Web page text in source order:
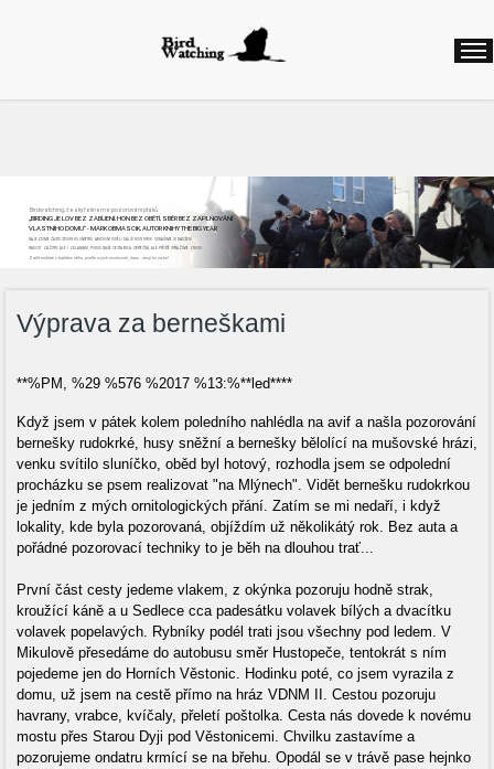
Birdwatching, česky řekneme pozorování ptáků
„BIRDING JE LOV BEZ ZABÍJENÍ, HON BEZ OBĚTÍ, SBĚR BEZ ZAPLŇOVÁNÍ
VLASTNÍHO DOMU“ - MARK OBMASCIK, AUTOR KNIHY THE BIG YEAR
NAJEZDÍME ČASTO STOVKY KILOMETRŮ, ABYCHOM VIDĚLI DALŠÍ NOVÝ DRUH. ODNÁŠÍME SI NADŠENÍ,
RADOST, ZÁŽITKY, ALE I ZKLAMÁNÍ, POKUD NAŠE CESTA BYLA ZBYTEČNÁ, ALE PŘÍŠTĚ VYRÁŽÍME ZNOVU
Začít můžete v každém věku, podle svých možností, času...stojí to za to!
Výprava za berneškami
**%PM, %29 %576 %2017 %13:%**led****
Když jsem v pátek kolem poledního nahlédla na avif a našla pozorování
bernešky rudokrké, husy sněžní a bernešky bělolící na mušovské hrázi,
venku svítilo sluníčko, oběd byl hotový, rozhodla jsem se odpolední
procházku se psem realizovat "na Mlýnech". Vidět bernešku rudokrkou
je jedním z mých ornitologických přání. Zatím se mi nedaří, i když
lokality, kde byla pozorovaná, objíždím už několikátý rok. Bez auta a
pořádné pozorovací techniky to je běh na dlouhou trať...
První část cesty jedeme vlakem, z okýnka pozoruju hodně strak,
kroužící káně a u Sedlece cca padesátku volavek bílých a dvacítku
volavek popelavých. Rybníky podél trati jsou všechny pod ledem. V
Mikulově přesedáme do autobusu směr Hustopeče, tentokrát s ním
pojedeme jen do Horních Věstonic. Hodinku poté, co jsem vyrazila z
domu, už jsem na cestě přímo na hráz VDNM II. Cestou pozoruju
havrany, vrabce, kvíčaly, přeletí poštolka. Cesta nás dovede k novému
mostu přes Starou Dyji pod Věstonicemi. Chvilku zastavíme a
pozorujeme ondatru krmící se na břehu. Opodál se v trávě pase hejnko